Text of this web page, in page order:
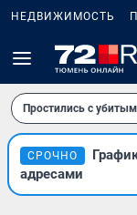
НЕДВИЖИМОСТЬ
Простились с
СРОЧНО
адресами